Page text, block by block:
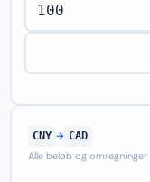
CNY → CAD
Alle beløb og omregninger